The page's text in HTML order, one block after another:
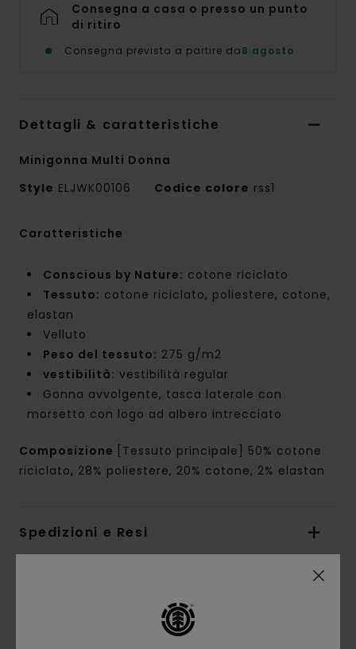
Consegna a casa o presso un punto
di ritiro
Consegna prevista a partire da8 agosto
Dettagli & caratteristiche
Minigonna Multi Donna
Style ELJWK00106 Codice colore rss1
Caratteristiche
Conscious by Nature: cotone riciclato
Tessuto: cotone riciclato, poliestere, cotone,
elastan
Velluto
Peso del tessuto: 275 g/m2
vestibilità: vestibilità regular
Gonna avvolgente, tasca laterale con
morsetto con logo ad albero intrecciato
Composizione
[Tessuto principale] 50% cotone
riciclato, 28% poliestere, 20% cotone, 2% elastan
Spedizioni e Resi
Recensioni dei clienti